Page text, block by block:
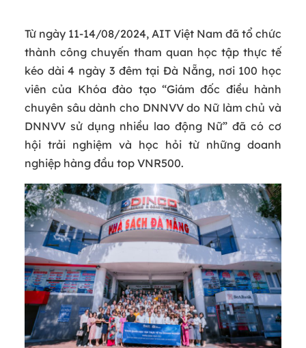
Từ ngày 11-14/08/2024, AIT Việt Nam đã tổ chức
thành công chuyến tham quan học tập thực tế
kéo dài 4 ngày 3 đêm tại Đà Nẵng, nơi 100 học
viên của Khóa đào tạo “Giám đốc điều hành
chuyên sâu dành cho DNNVV do Nữ làm chủ và
DNNVV sử dụng nhiều lao động Nữ” đã có cơ
hội trải nghiệm và học hỏi từ những doanh
nghiệp hàng đầu top VNR500.